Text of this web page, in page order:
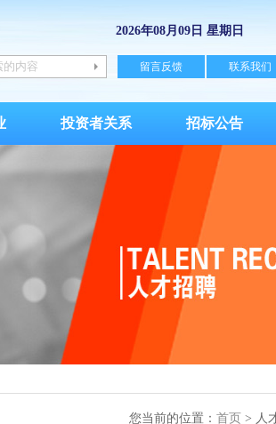
2026年08月09日 星期日
留言反馈 联系我们
投资者关系 招标公告
您当前的位置： 首页 > 人